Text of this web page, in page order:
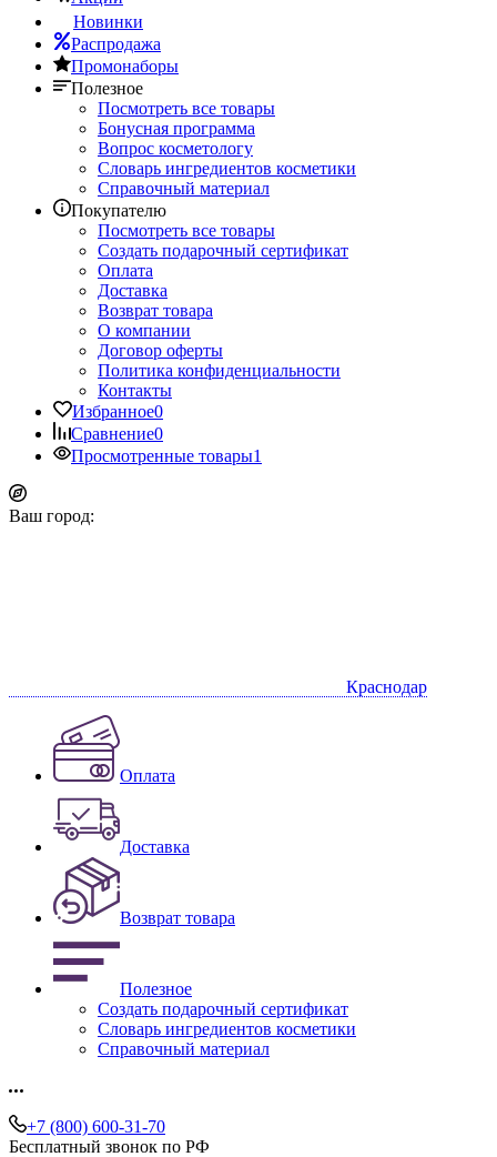
Новинки
Распродажа
Промонаборы
Полезное
Посмотреть все товары
Бонусная программа
Вопрос косметологу
Словарь ингредиентов косметики
Справочный материал
Покупателю
Посмотреть все товары
Создать подарочный сертификат
Оплата
Доставка
Возврат товара
О компании
Договор оферты
Политика конфиденциальности
Контакты
Избранное0
Сравнение0
Просмотренные товары1
Ваш город:
Краснодар
Оплата
Доставка
Возврат товара
Полезное
Создать подарочный сертификат
Словарь ингредиентов косметики
Справочный материал
+7 (800) 600-31-70
Бесплатный звонок по РФ